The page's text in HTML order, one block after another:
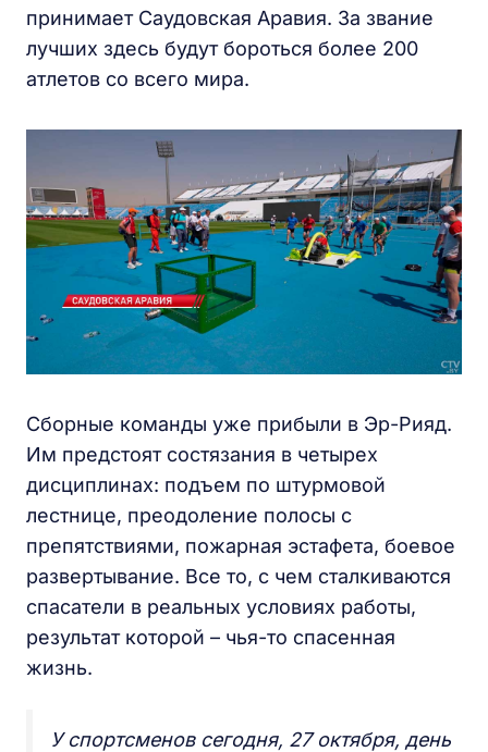
принимает Саудовская Аравия. За звание
лучших здесь будут бороться более 200
атлетов со всего мира.
Сборные команды уже прибыли в Эр-Рияд.
Им предстоят состязания в четырех
дисциплинах: подъем по штурмовой
лестнице, преодоление полосы с
препятствиями, пожарная эстафета, боевое
развертывание. Все то, с чем сталкиваются
спасатели в реальных условиях работы,
результат которой – чья-то спасенная
жизнь.
У спортсменов сегодня, 27 октября, день